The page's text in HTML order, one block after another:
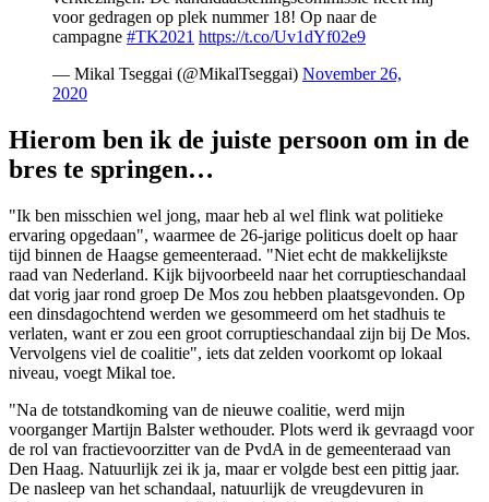
voor gedragen op plek nummer 18! Op naar de
campagne #TK2021 https://t.co/Uv1dYf02e9
— Mikal Tseggai (@MikalTseggai) November 26,
2020
Hierom ben ik de juiste persoon om in de
bres te springen…
"Ik ben misschien wel jong, maar heb al wel flink wat politieke
ervaring opgedaan", waarmee de 26-jarige politicus doelt op haar
tijd binnen de Haagse gemeenteraad. "Niet echt de makkelijkste
raad van Nederland. Kijk bijvoorbeeld naar het corruptieschandaal
dat vorig jaar rond groep De Mos zou hebben plaatsgevonden. Op
een dinsdagochtend werden we gesommeerd om het stadhuis te
verlaten, want er zou een groot corruptieschandaal zijn bij De Mos.
Vervolgens viel de coalitie", iets dat zelden voorkomt op lokaal
niveau, voegt Mikal toe.
"Na de totstandkoming van de nieuwe coalitie, werd mijn
voorganger Martijn Balster wethouder. Plots werd ik gevraagd voor
de rol van fractievoorzitter van de PvdA in de gemeenteraad van
Den Haag. Natuurlijk zei ik ja, maar er volgde best een pittig jaar.
De nasleep van het schandaal, natuurlijk de vreugdevuren in